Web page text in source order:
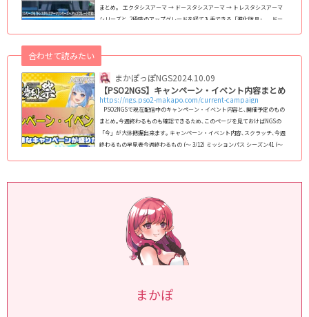
まとめ｡ エクタシスアーマ → ドースタシスアーマ → トレスタシスアーマ
シリーズと､2段階のアップグレードを経て入手できる「進化防具」｡ ドー
トライセリオシリーズの性能と入手方法【進化防具】ドースタシスアーマ/
ヴィダ/ヴィオの性能と入手方法トレスタシスアーマ系の性能比較 (C)SEGA
&...
まかぽっぽNGS
合わせて読みたい
2024.10.09
【PSO2NGS】キャンペーン・イベント内容まとめ
https://ngs.pso2-makapo.com/current-campaign
PSO2NGSで現在配信中のキャンペーン・イベント内容と､開催予定のもの
まとめ｡今週終わるものも確認できるため､このページを見ておけばNGSの
「今」が大体把握出来ます｡ キャンペーン・イベント内容､スクラッチ､今週
終わるもの早見表今週終わるもの (～ 3/12) ミッションパス シーズン41 (～
まかぽ